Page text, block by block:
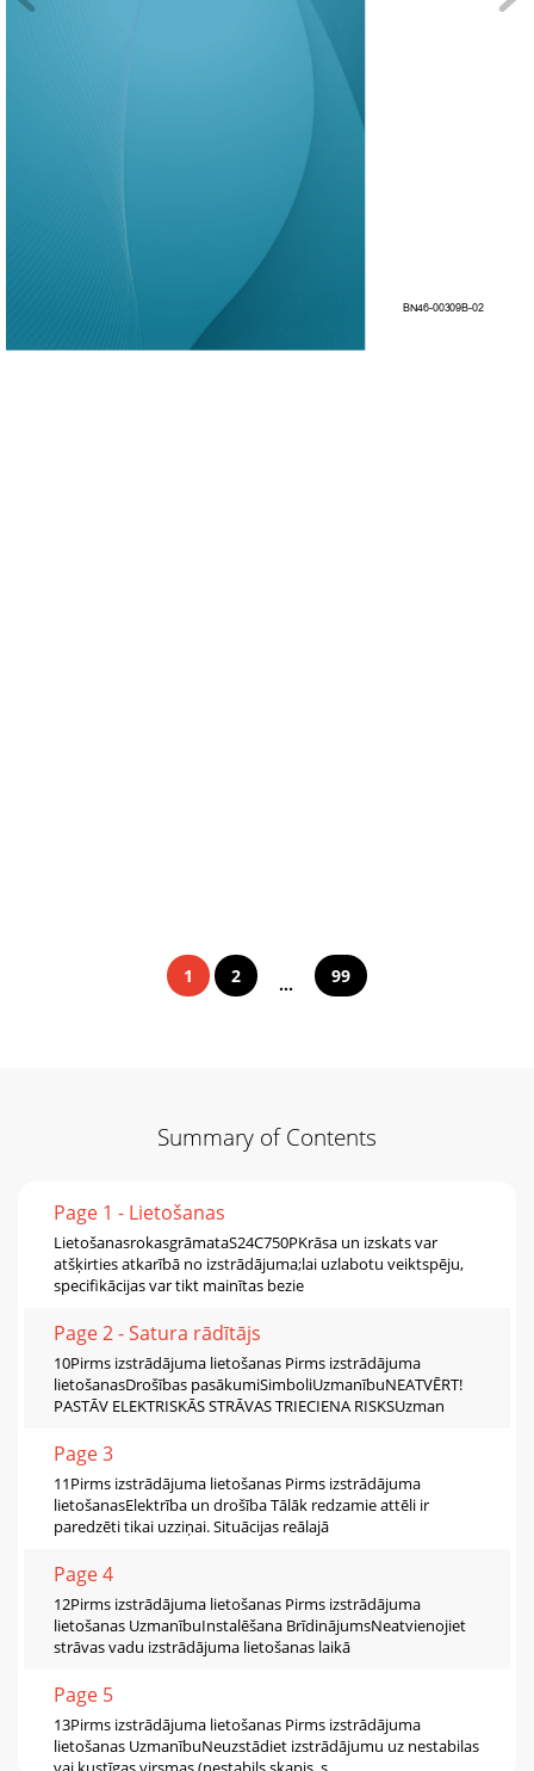
BN46-00309B-02
1 2 ... 99
Summary of Contents
Page 1 - Lietošanas
LietošanasrokasgrāmataS24C750PKrāsa un izskats var
atšķirties atkarībā no izstrādājuma;lai uzlabotu veiktspēju,
specifikācijas var tikt mainītas bezie
Page 2 - Satura rādītājs
10Pirms izstrādājuma lietošanas Pirms izstrādājuma
lietošanasDrošības pasākumiSimboliUzmanībuNEATVĒRT!
PASTĀV ELEKTRISKĀS STRĀVAS TRIECIENA RISKSUzman
Page 3
11Pirms izstrādājuma lietošanas Pirms izstrādājuma
lietošanasElektrība un drošība Tālāk redzamie attēli ir
paredzēti tikai uzziņai. Situācijas reālajā
Page 4
12Pirms izstrādājuma lietošanas Pirms izstrādājuma
lietošanas UzmanībuInstalēšana BrīdinājumsNeatvienojiet
strāvas vadu izstrādājuma lietošanas laikā
Page 5
13Pirms izstrādājuma lietošanas Pirms izstrādājuma
lietošanas UzmanībuNeuzstādiet izstrādājumu uz nestabilas